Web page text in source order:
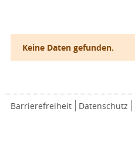
Keine Daten gefunden.
Barrierefreiheit Datenschutz